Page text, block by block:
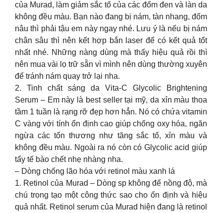
của Murad, làm giảm sắc tố của các đốm đen và làn da
không đều màu. Bạn nào đang bị nám, tàn nhang, đốm
nâu thì phải tậu em này ngay nhé. Lưu ý là nếu bị nám
chân sâu thì nên kết hợp bắn laser để có kết quả tốt
nhất nhé. Những nàng dùng mà thấy hiệu quả rồi thì
nên mua vài lọ trữ sẵn vì mình nên dùng thường xuyên
để tránh nám quay trở lại nha.
2. Tinh chất sáng da Vita-C Glycolic Brightening
Serum – Em này là best seller tại mỹ, da xỉn màu thoa
tầm 1 tuần là rạng rỡ đẹp hơn hẳn. Nó có chứa vitamin
C vàng với tính ổn định cao giúp chống oxy hóa, ngăn
ngừa các tổn thương như tăng sắc tố, xỉn màu và
không đều màu. Ngoài ra nó còn có Glycolic acid giúp
tẩy tế bào chết nhẹ nhàng nha.
– Dòng chống lão hóa với retinol màu xanh lá
1. Retinol của Murad – Dòng sp không để nồng độ, mà
chú trọng tạo một công thức sao cho ổn định và hiệu
quả nhất. Retinol serum của Murad hiện đang là retinol